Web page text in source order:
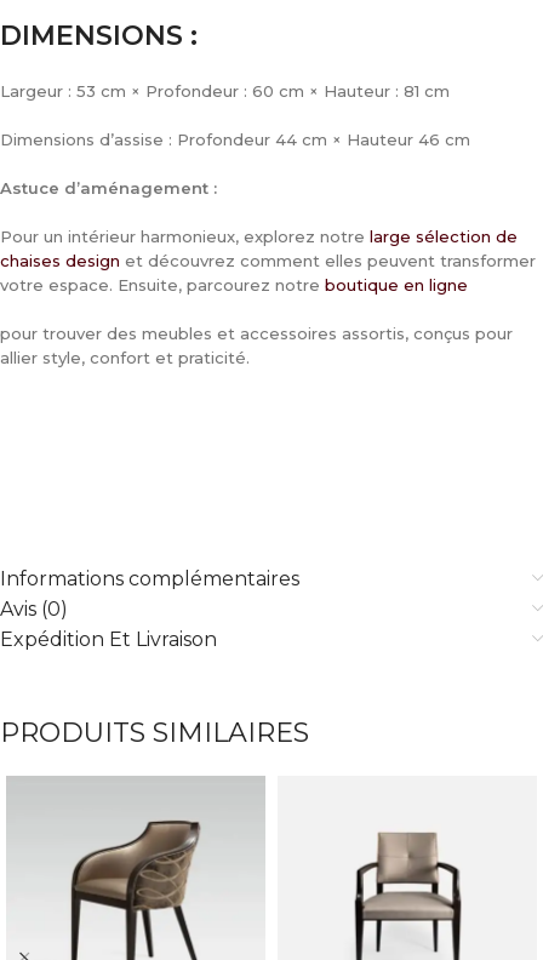
DIMENSIONS :
Largeur : 53 cm × Profondeur : 60 cm × Hauteur : 81 cm
Dimensions d’assise : Profondeur 44 cm × Hauteur 46 cm
Astuce d’aménagement :
Pour un intérieur harmonieux, explorez notre large sélection de
chaises design et découvrez comment elles peuvent transformer
votre espace. Ensuite, parcourez notre boutique en ligne
pour trouver des meubles et accessoires assortis, conçus pour
allier style, confort et praticité.
Informations complémentaires
Avis (0)
Expédition Et Livraison
PRODUITS SIMILAIRES